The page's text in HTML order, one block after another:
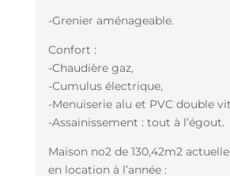
-Grenier aménageable.
Confort :
-Chaudière gaz,
-Cumulus électrique,
-Menuiserie alu et PVC double
-Assainissement : tout à l’égout.
Maison no2 de 130,42m2
en location à l’année :